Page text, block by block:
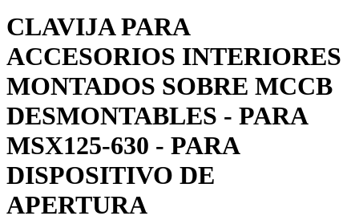
CLAVIJA PARA
ACCESORIOS INTERIORES
MONTADOS SOBRE MCCB
DESMONTABLES - PARA
MSX125-630 - PARA
DISPOSITIVO DE
APERTURA